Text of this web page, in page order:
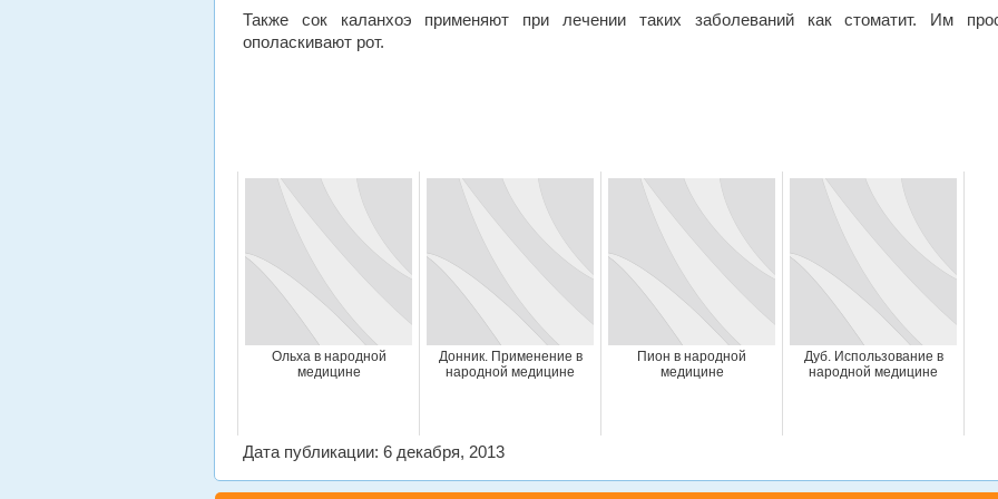
Также сок каланхоэ применяют при лечении таких заболеваний как стоматит. Им
ополаскивают рот.
Ольха в народной
медицине
Донник. Применение в
народной медицине
Пион в народной
медицине
Дуб. Использование в
народной медицине
Дата публикации: 6 декабря, 2013